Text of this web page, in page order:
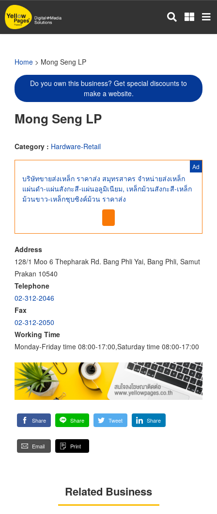
Skip
to
main
Home > Mong Seng LP
Do you own this business? Get special discounts to
make a website.
Mong Seng LP
Category : Hardware-Retail
Ad
บริษัทขายส่งเหล็ก ราคาส่ง สมุทรสาคร จำหน่ายส่งเหล็ก
แผ่นดำ-แผ่นสังกะสี-แผ่นอลูมิเนียม, เหล็กม้วนสังกะสี-เหล็ก
ม้วนขาว-เหล็กชุบซิงค์ม้วน ราคาส่ง
Address
128/1 Moo 6 Thepharak Rd. Bang Phli Yai, Bang Phli, Samut
Prakan 10540
Telephone
02-312-2046
Fax
02-312-2050
Working Time
Monday-Friday time 08:00-17:00,Saturday time 08:00-17:00
Share Share Tweet Share
Email Print
Related Business